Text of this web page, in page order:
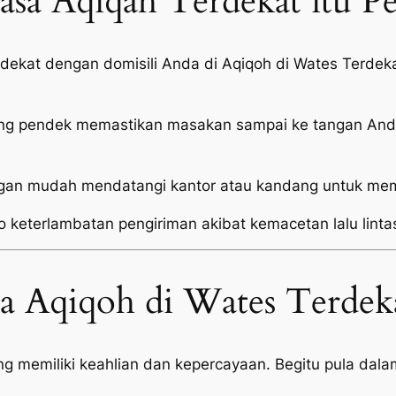
dengan domisili Anda di Aqiqoh di Wates
pendek memastikan masakan sampai ke tangan
mudah mendatangi kantor atau kandang untuk
keterlambatan pengiriman akibat kemacetan lalu
Aqiqoh di Wates
memiliki keahlian dan kepercayaan. Begitu pula